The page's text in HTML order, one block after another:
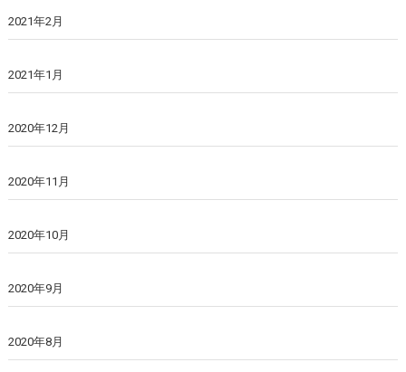
2021年2月
2021年1月
2020年12月
2020年11月
2020年10月
2020年9月
2020年8月